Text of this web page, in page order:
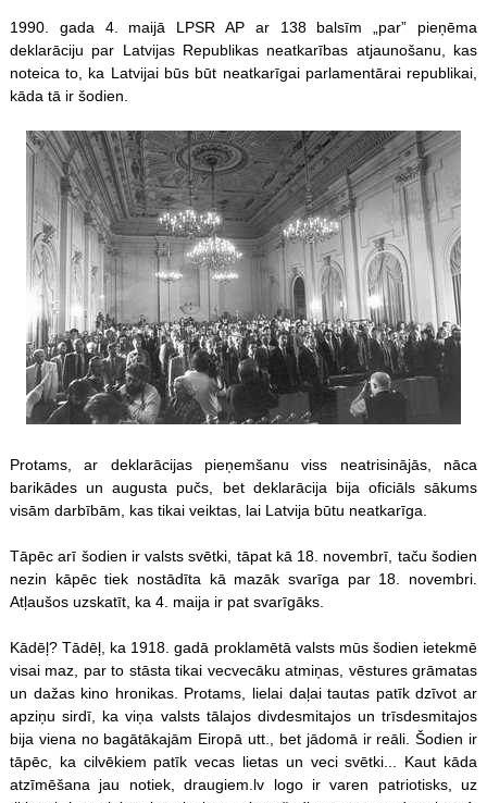
1990. gada 4. maijā LPSR AP ar 138 balsīm „par” pieņēma
deklarāciju par Latvijas Republikas neatkarības atjaunošanu, kas
noteica to, ka Latvijai būs būt neatkarīgai parlamentārai republikai,
kāda tā ir šodien.
Protams, ar deklarācijas pieņemšanu viss neatrisinājās, nāca
barikādes un augusta pučs, bet deklarācija bija oficiāls sākums
visām darbībām, kas tikai veiktas, lai Latvija būtu neatkarīga.
Tāpēc arī šodien ir valsts svētki, tāpat kā 18. novembrī, taču šodien
nezin kāpēc tiek nostādīta kā mazāk svarīga par 18. novembri.
Atļaušos uzskatīt, ka 4. maija ir pat svarīgāks.
Kādēļ? Tādēļ, ka 1918. gadā proklamētā valsts mūs šodien ietekmē
visai maz, par to stāsta tikai vecvecāku atmiņas, vēstures grāmatas
un dažas kino hronikas. Protams, lielai daļai tautas patīk dzīvot ar
apziņu sirdī, ka viņa valsts tālajos divdesmitajos un trīsdesmitajos
bija viena no bagātākajām Eiropā utt., bet jādomā ir reāli. Šodien ir
tāpēc, ka cilvēkiem patīk vecas lietas un veci svētki... Kaut kāda
atzīmēšana jau notiek, draugiem.lv logo ir varen patriotisks, uz